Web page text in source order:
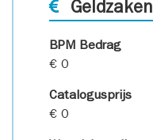
Geldzaken
BPM Bedrag
€ 0
Catalogusprijs
€ 0